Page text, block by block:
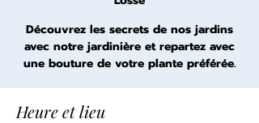
Découvrez les secrets de nos jardins
avec notre jardinière et repartez avec
une bouture de votre plante préférée.
Heure et lieu